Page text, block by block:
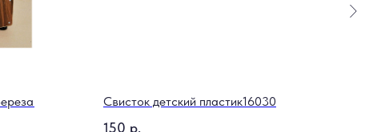
Свисток детский пластик16030
150 р.